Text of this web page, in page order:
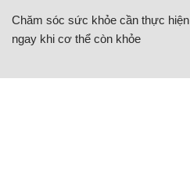
Chăm sóc sức khỏe cần thực hiện
ngay khi cơ thể còn khỏe